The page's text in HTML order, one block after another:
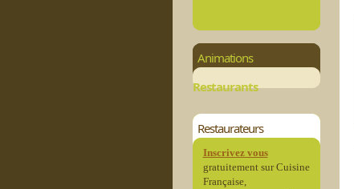
Animations
Restaurants
Restaurateurs
Inscrivez vous
gratuitement sur Cuisine
Française,